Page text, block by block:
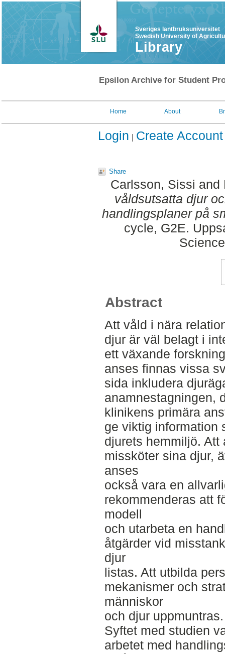
Sveriges lantbruksuniversitet
Swedish University of
Library
Epsilon Archive for Student
Home About
Login Create Account
Share
Carlsson, Sissi and
våldsutsatta djur
handlingsplaner på
cycle, G2E.
Abstract
Att våld i nära
djur är väl belagt i
ett växande
anses finnas vissa
sida inkludera
anamnestagningen,
klinikens primära
ge viktig information
djurets hemmiljö. Att
missköter sina djur,
anses
också vara en
rekommenderas att
modell
och utarbeta en
åtgärder vid
djur
listas. Att utbilda
mekanismer och
människor
och djur uppmuntras.
Syftet med studien
arbetet med